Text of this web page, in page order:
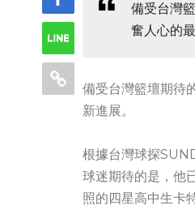
備受台灣
奮人心的
備受台灣籃壇期待
新進展。
根據台灣球探
球迷期待的是，他
照的四星高中生卡